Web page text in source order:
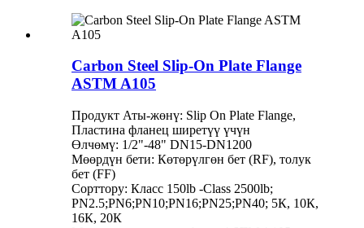
Carbon Steel Slip-On Plate Flange
ASTM A105
Продукт Аты-жөнү: Slip On Plate Flange,
Пластина фланец ширетүү үчүн
Өлчөмү: 1/2"-48" DN15-DN1200
Мөөрдүн бети: Көтөрүлгөн бет (RF), толук
бет (FF)
Сорттору: Класс 150lb -Class 2500lb;
PN2.5;PN6;PN10;PN16;PN25;PN40; 5К, 10К,
16К, 20К